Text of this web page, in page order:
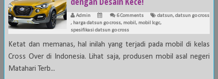
Admin 6 Comments datsun,datsun go cross
, harga datsun go cross, mobil , mobil lcgc,
spesifikasi datsun go cross
Ketat dan memanas, hal inilah yang terjadi pada mobil di kelas
Cross Over di Indonesia. Lihat saja, produsen mobil asal negeri
Matahari Terb...